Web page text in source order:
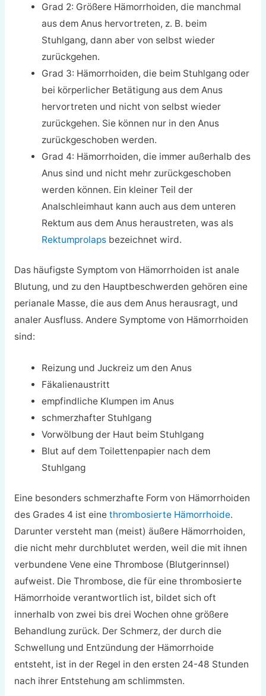
Grad 2: Größere Hämorrhoiden, die manchmal
aus dem Anus hervortreten, z. B. beim
Stuhlgang, dann aber von selbst wieder
zurückgehen.
Grad 3: Hämorrhoiden, die beim Stuhlgang oder
bei körperlicher Betätigung aus dem Anus
hervortreten und nicht von selbst wieder
zurückgehen. Sie können nur in den Anus
zurückgeschoben werden.
Grad 4: Hämorrhoiden, die immer außerhalb des
Anus sind und nicht mehr zurückgeschoben
werden können. Ein kleiner Teil der
Analschleimhaut kann auch aus dem unteren
Rektum aus dem Anus heraustreten, was als
Rektumprolaps bezeichnet wird.
Das häufigste Symptom von Hämorrhoiden ist anale
Blutung, und zu den Hauptbeschwerden gehören eine
perianale Masse, die aus dem Anus herausragt, und
analer Ausfluss. Andere Symptome von Hämorrhoiden
sind:
Reizung und Juckreiz um den Anus
Fäkalienaustritt
empfindliche Klumpen im Anus
schmerzhafter Stuhlgang
Vorwölbung der Haut beim Stuhlgang
Blut auf dem Toilettenpapier nach dem
Stuhlgang
Eine besonders schmerzhafte Form von Hämorrhoiden
des Grades 4 ist eine thrombosierte Hämorrhoide.
Darunter versteht man (meist) äußere Hämorrhoiden,
die nicht mehr durchblutet werden, weil die mit ihnen
verbundene Vene eine Thrombose (Blutgerinnsel)
aufweist. Die Thrombose, die für eine thrombosierte
Hämorrhoide verantwortlich ist, bildet sich oft
innerhalb von zwei bis drei Wochen ohne größere
Behandlung zurück. Der Schmerz, der durch die
Schwellung und Entzündung der Hämorrhoide
entsteht, ist in der Regel in den ersten 24-48 Stunden
nach ihrer Entstehung am schlimmsten.